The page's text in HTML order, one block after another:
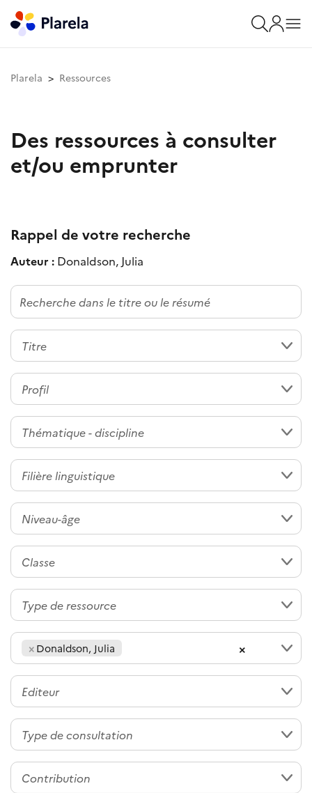
Plarela Ressources
Des ressources à consulter
et/ou emprunter
Rappel de votre recherche
Auteur : Donaldson, Julia
×
× Donaldson, Julia